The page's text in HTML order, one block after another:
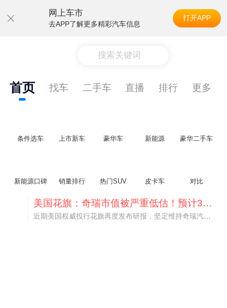
网上车市
去APP了解更多精彩汽车信息
打开APP
搜索关键词
首页 找车 二手车 直播 排行 更多
条件选车 上市新车 豪华车 新能源 豪华二手车
新能源口碑 销量排行 热门SUV 皮卡车 对比
美国花旗：奇瑞市值被严重低估！预计36港元/股
近期美国权威投行花旗再度发布研报，坚定维持奇瑞汽车（09973.HK）买入评级，将其合理目标价定格在36港元/股。对照公司最新25.46港元的二级市场现价，这一目标价意味着股价存在41.4%的可观上行空间，花旗直言，当前资本市场受短期市场情绪、国内车市价格战扰动，明显低估了奇瑞长期价值与全球化成长潜力。